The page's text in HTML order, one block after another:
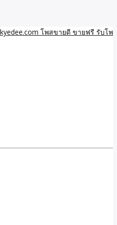
าน ที่ดิน
โพส
รับโพสขาย
ร
ที่ดิน อสังหา รับโพสต์ประกาศขาย
รกกูเกืล